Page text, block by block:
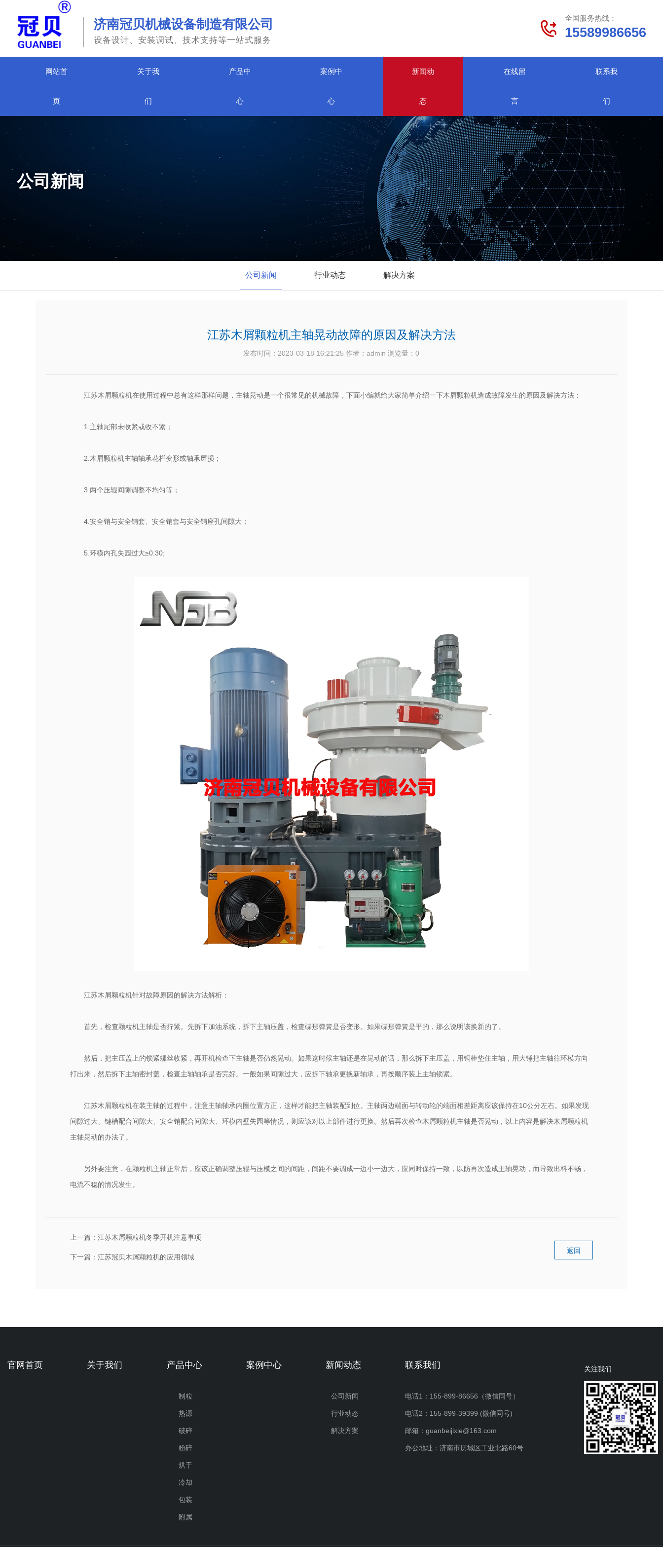
济南冠贝机械设备制造有限公司
设备设计、安装调试、技术支持等一站式服务
全国服务热线：
15589986656
网站首
页
关于我
们
产品中
心
案例中
心
新闻动
态
在线留
言
联系我
们
公司新闻
公司新闻 行业动态 解决方案
江苏木屑颗粒机主轴晃动故障的原因及解决方法
发布时间：2023-03-18 16:21:25 作者：admin 浏览量：0
江苏木屑颗粒机在使用过程中总有这样那样问题，主轴晃动是一个很常见的机械故障，下面小编就给大家简单介绍一下木屑颗粒机造成故障发生的原因及解决方法：
1.主轴尾部未收紧或收不紧；
2.木屑颗粒机主轴轴承花栏变形或轴承磨损；
3.两个压辊间隙调整不均匀等；
4.安全销与安全销套、安全销套与安全销座孔间隙大；
5.环模内孔失园过大≥0.30;
江苏木屑颗粒机针对故障原因的解决方法解析：
首先，检查颗粒机主轴是否拧紧。先拆下加油系统，拆下主轴压盖，检查碟形弹簧是否变形。如果碟形弹簧是平的，那么说明该换新的了。
然后，把主压盖上的锁紧螺丝收紧，再开机检查下主轴是否仍然晃动。如果这时候主轴还是在晃动的话，那么拆下主压盖，用铜棒垫住主轴，用大锤把主轴往环模方向
打出来，然后拆下主轴密封盖，检查主轴轴承是否完好。一般如果间隙过大，应拆下轴承更换新轴承，再按顺序装上主轴锁紧。
江苏木屑颗粒机在装主轴的过程中，注意主轴轴承内圈位置方正，这样才能把主轴装配到位。主轴两边端面与转动轮的端面相差距离应该保持在10公分左右。如果发现
间隙过大、键槽配合间隙大、安全销配合间隙大、环模内壁失园等情况，则应该对以上部件进行更换。然后再次检查木屑颗粒机主轴是否晃动，以上内容是解决木屑颗粒机
主轴晃动的办法了。
另外要注意，在颗粒机主轴正常后，应该正确调整压辊与压模之间的间距，间距不要调成一边小一边大，应同时保持一致，以防再次造成主轴晃动，而导致出料不畅，
电流不稳的情况发生。
返回
上一篇： 江苏木屑颗粒机冬季开机注意事项
下一篇： 江苏冠贝木屑颗粒机的应用领域
关注我们
官网首页 关于我们 产品中心
制粒
热源
破碎
粉碎
烘干
冷却
包装
附属
案例中心 新闻动态
公司新闻
行业动态
解决方案
联系我们
电话1：155-899-86656（微信同号）
电话2：155-899-39399 (微信同号)
邮箱：guanbeijixie@163.com
办公地址：济南市历城区工业北路60号